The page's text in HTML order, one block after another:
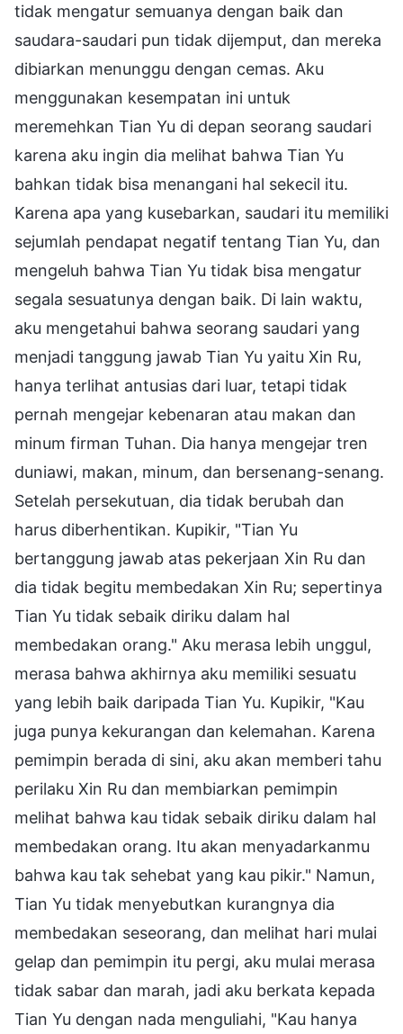
tidak mengatur semuanya dengan baik dan
saudara-saudari pun tidak dijemput, dan mereka
dibiarkan menunggu dengan cemas. Aku
menggunakan kesempatan ini untuk
meremehkan Tian Yu di depan seorang saudari
karena aku ingin dia melihat bahwa Tian Yu
bahkan tidak bisa menangani hal sekecil itu.
Karena apa yang kusebarkan, saudari itu memiliki
sejumlah pendapat negatif tentang Tian Yu, dan
mengeluh bahwa Tian Yu tidak bisa mengatur
segala sesuatunya dengan baik. Di lain waktu,
aku mengetahui bahwa seorang saudari yang
menjadi tanggung jawab Tian Yu yaitu Xin Ru,
hanya terlihat antusias dari luar, tetapi tidak
pernah mengejar kebenaran atau makan dan
minum firman Tuhan. Dia hanya mengejar tren
duniawi, makan, minum, dan bersenang-senang.
Setelah persekutuan, dia tidak berubah dan
harus diberhentikan. Kupikir, "Tian Yu
bertanggung jawab atas pekerjaan Xin Ru dan
dia tidak begitu membedakan Xin Ru; sepertinya
Tian Yu tidak sebaik diriku dalam hal
membedakan orang." Aku merasa lebih unggul,
merasa bahwa akhirnya aku memiliki sesuatu
yang lebih baik daripada Tian Yu. Kupikir, "Kau
juga punya kekurangan dan kelemahan. Karena
pemimpin berada di sini, aku akan memberi tahu
perilaku Xin Ru dan membiarkan pemimpin
melihat bahwa kau tidak sebaik diriku dalam hal
membedakan orang. Itu akan menyadarkanmu
bahwa kau tak sehebat yang kau pikir." Namun,
Tian Yu tidak menyebutkan kurangnya dia
membedakan seseorang, dan melihat hari mulai
gelap dan pemimpin itu pergi, aku mulai merasa
tidak sabar dan marah, jadi aku berkata kepada
Tian Yu dengan nada menguliahi, "Kau hanya